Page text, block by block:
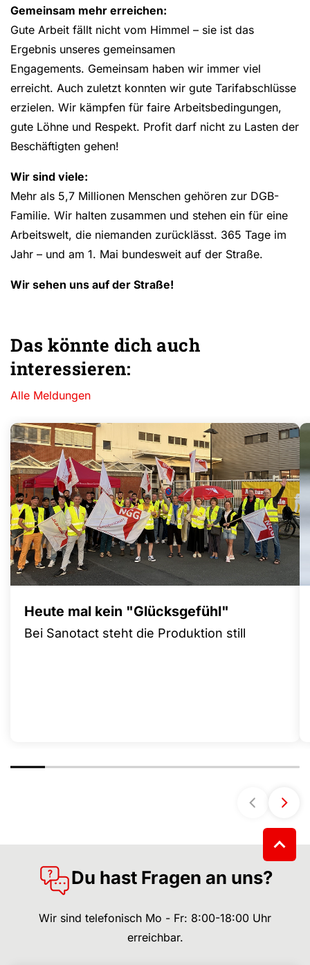
Gemeinsam mehr erreichen:
Gute Arbeit fällt nicht vom Himmel – sie ist das
Ergebnis unseres gemeinsamen
Engagements. Gemeinsam haben wir immer viel
erreicht. Auch zuletzt konnten wir gute Tarifabschlüsse
erzielen. Wir kämpfen für faire Arbeitsbedingungen,
gute Löhne und Respekt. Profit darf nicht zu Lasten der
Beschäftigten gehen!
Wir sind viele:
Mehr als 5,7 Millionen Menschen gehören zur DGB-
Familie. Wir halten zusammen und stehen ein für eine
Arbeitswelt, die niemanden zurücklässt. 365 Tage im
Jahr – und am 1. Mai bundesweit auf der Straße.
Wir sehen uns auf der Straße!
Das könnte dich auch
interessieren:
Alle Meldungen
Heute mal kein "Glücksgefühl"
Bei Sanotact steht die Produktion still
Du hast Fragen an uns?
Wir sind telefonisch Mo - Fr: 8:00-18:00 Uhr
erreichbar.